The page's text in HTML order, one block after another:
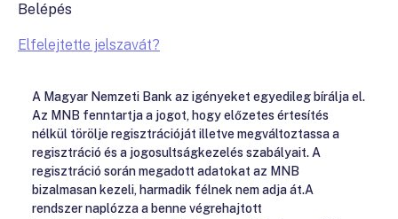
Belépés
Elfelejtette jelszavát?
A Magyar Nemzeti Bank az igényeket egyedileg bírálja el.
Az MNB fenntartja a jogot, hogy előzetes értesítés
nélkül törölje regisztrációját illetve megváltoztassa a
regisztráció és a jogosultságkezelés szabályait. A
regisztráció során megadott adatokat az MNB
bizalmasan kezeli, harmadik félnek nem adja át.A
rendszer naplózza a benne végrehajtott